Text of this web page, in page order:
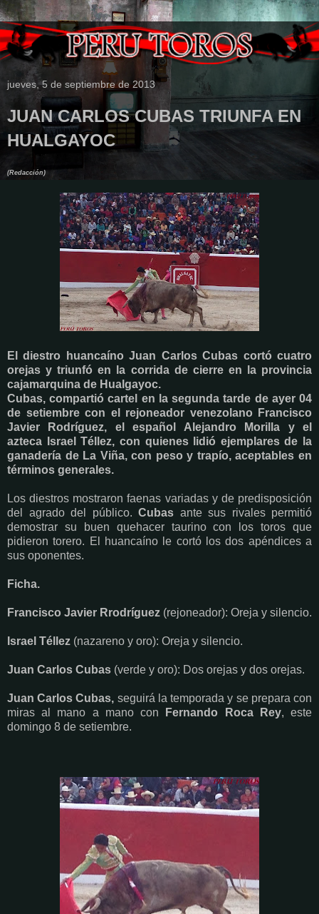
jueves, 5 de septiembre de 2013
JUAN CARLOS CUBAS TRIUNFA EN
HUALGAYOC
(Redacción)
El diestro huancaíno Juan Carlos Cubas cortó cuatro
orejas y triunfó en la corrida de cierre en la provincia
cajamarquina de Hualgayoc.
Cubas, compartió cartel en la segunda tarde de ayer 04
de setiembre con el rejoneador venezolano Francisco
Javier Rodríguez, el español Alejandro Morilla y el
azteca Israel Téllez, con quienes lidió ejemplares de la
ganadería de La Viña, con peso y trapío, aceptables en
términos generales.
Los diestros mostraron faenas variadas y de predisposición
del agrado del público. Cubas ante sus rivales permitió
demostrar su buen quehacer taurino con los toros que
pidieron torero. El huancaíno le cortó los dos apéndices a
sus oponentes.
Ficha.
Francisco Javier Rrodríguez (rejoneador): Oreja y silencio.
Israel Téllez (nazareno y oro): Oreja y silencio.
Juan Carlos Cubas (verde y oro): Dos orejas y dos orejas.
Juan Carlos Cubas, seguirá la temporada y se prepara con
miras al mano a mano con
Fernando Roca Rey, este
domingo 8 de setiembre.